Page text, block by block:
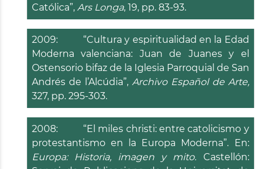
Católica”, Ars Longa, 19, pp. 83-93.
2009: “Cultura y espiritualidad en la Edad
Moderna valenciana: Juan de Juanes y el
Ostensorio bifaz de la Iglesia Parroquial de San
Andrés de l’Alcúdia”, Archivo Español de Arte,
327, pp. 295-303.
2008: “El miles christi: entre catolicismo y
protestantismo en la Europa Moderna”. En:
Europa: Historia, imagen y mito. Castellón: